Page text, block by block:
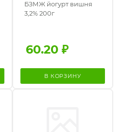
БЗМЖ йогурт вишня
3,2% 200г
60.20₽
В КОРЗИНУ